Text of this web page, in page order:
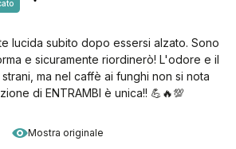
Mostra originale
lucida subito dopo essersi alzato. Sono
e sicuramente riordinerò! L'odore e il
ma nel caffè ai funghi non si nota
di ENTRAMBI è unica!! 💪🔥💯